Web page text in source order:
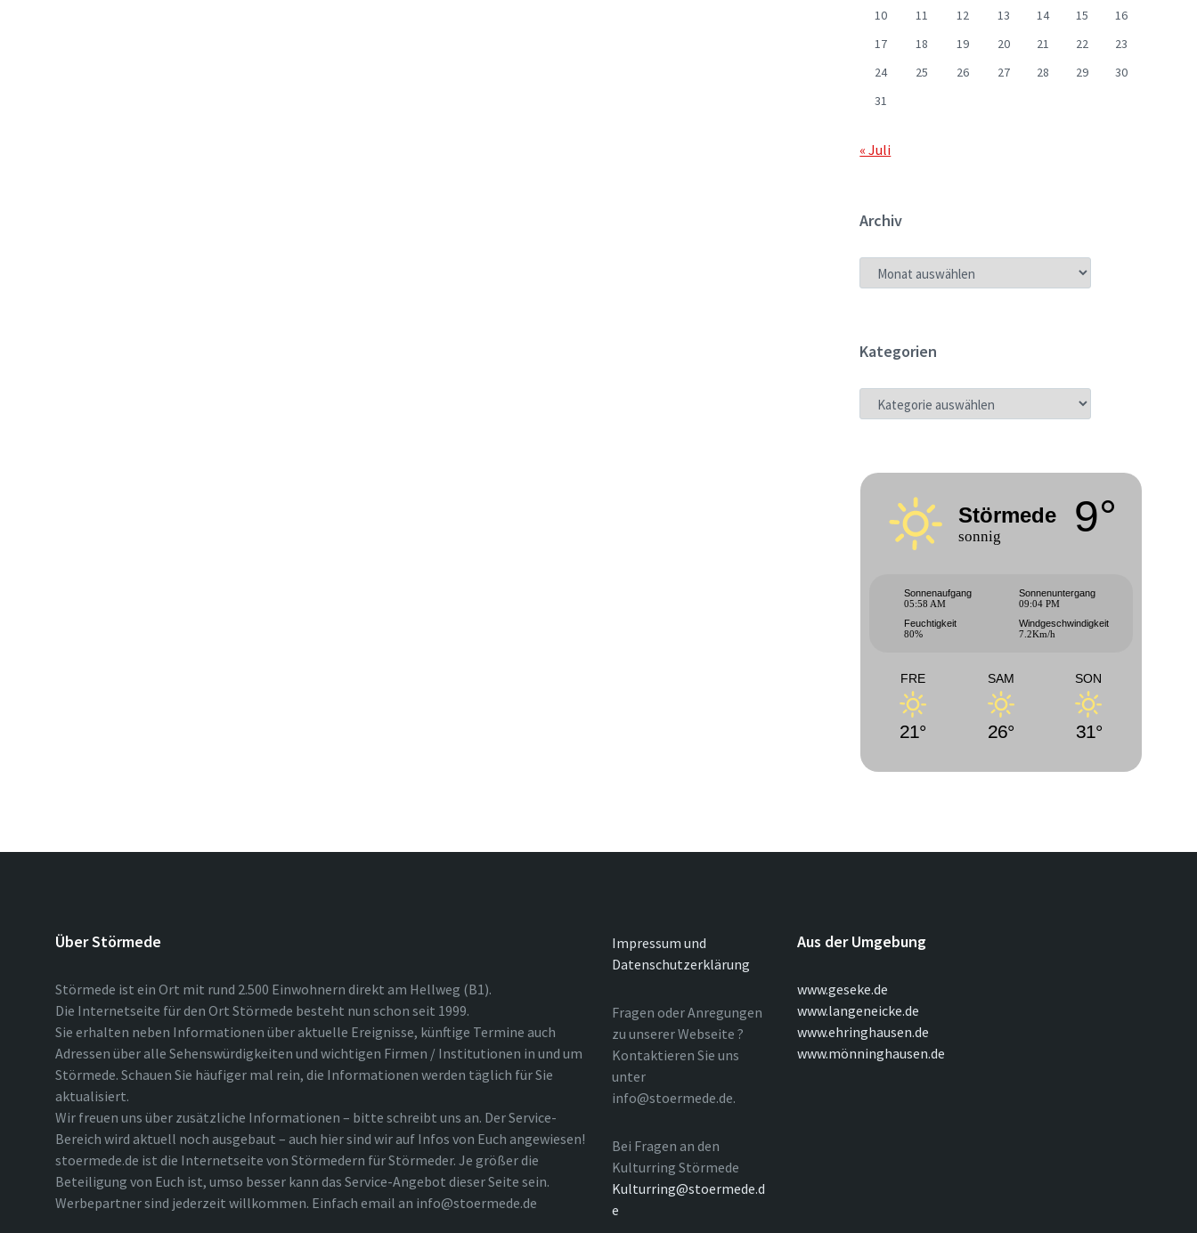
10
11 12 13 14 15
16
17
18 19 20 21 22
23
24
25 26 27 28 29
30
31
« Juli
Archiv
ARCHIV
Kategorien
KATEGORIEN
Störmede
sonnig 9°
Sonnenaufgang
05:58 AM
Sonnenuntergang
09:04 PM
Feuchtigkeit
80%
Windgeschwindigkeit
7.2Km/h
FRE
21°
SAM
26°
SON
31°
Über Störmede
Störmede ist ein Ort mit rund 2.500 Einwohnern direkt am Hellweg (B1).
Die Internetseite für den Ort Störmede besteht nun schon seit 1999.
Sie erhalten neben Informationen über aktuelle Ereignisse, künftige Termine auch
Adressen über alle Sehenswürdigkeiten und wichtigen Firmen / Institutionen in und um
Störmede. Schauen Sie häufiger mal rein, die Informationen werden täglich für Sie
aktualisiert.
Wir freuen uns über zusätzliche Informationen – bitte schreibt uns an. Der Service-
Bereich wird aktuell noch ausgebaut – auch hier sind wir auf Infos von Euch angewiesen!
stoermede.de ist die Internetseite von Störmedern für Störmeder. Je größer die
Beteiligung von Euch ist, umso besser kann das Service-Angebot dieser Seite sein.
Werbepartner sind jederzeit willkommen. Einfach email an info@stoermede.de
Impressum und
Datenschutzerklärung
Fragen oder Anregungen
zu unserer Webseite ?
Kontaktieren Sie uns
unter
info@stoermede.de.
Bei Fragen an den
Kulturring Störmede
Kulturring@stoermede.d
e
Aus der Umgebung
www.geseke.de
www.langeneicke.de
www.ehringhausen.de
www.mönninghausen.de